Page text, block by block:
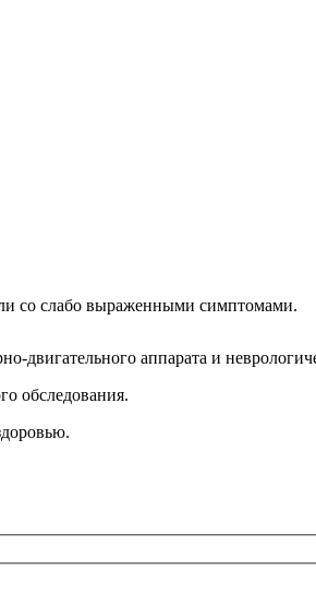
со слабо выраженными симптомами.
двигательного аппарата и
обследования.